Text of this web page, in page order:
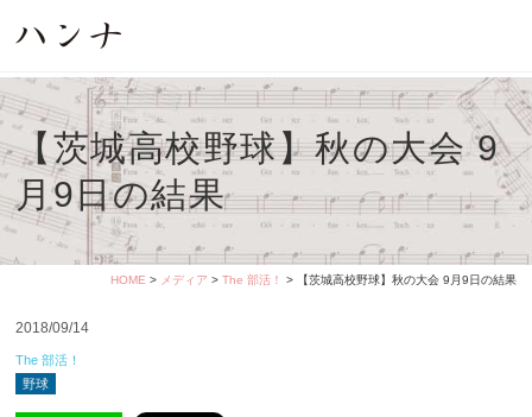
【茨城高校野球】秋の大会 9
月9日の結果
HOME > メディア > The 部活！ > 【茨城高校野球】秋の大会 9月9日の結果
2018/09/14
The 部活！
野球